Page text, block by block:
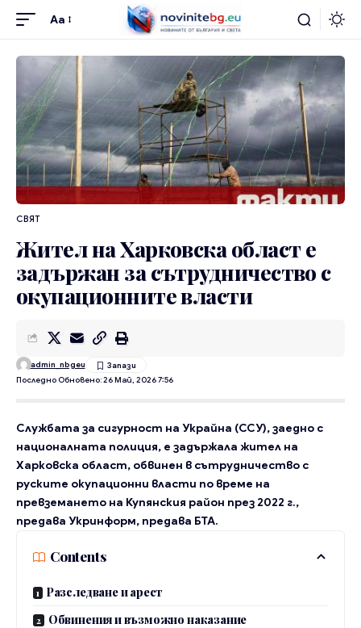
Aa
СВЯТ
Жител на Харковска област е
задържан за сътрудничество с
окупационните власти
Последно Обновено: 26 Май, 2026 7:56
admin_nbgeu
Службата за сигурност на Украйна (ССУ), заедно с
националната полиция, е задържала жител на
Харковска област, обвинен в сътрудничество с
руските окупационни власти по време на
превземането на Купянския район през 2022 г.,
предава Укринформ, предава БТА.
Contents
Разследване и арест
Обвинения и възможно наказание